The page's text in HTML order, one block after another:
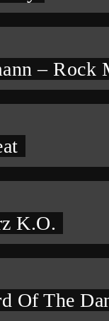
–
K.O.
Of The